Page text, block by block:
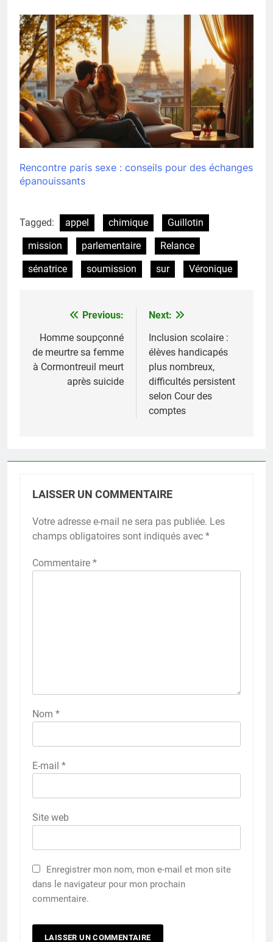
Rencontre paris sexe : conseils pour des échanges
épanouissants
Tagged: appel chimique
Guillotin
mission
parlementaire
Relance
sénatrice
soumission sur Véronique
Navigation
de
l’article
Previous:
Homme soupçonné
de meurtre sa femme
à Cormontreuil meurt
après suicide
Next:
Inclusion scolaire :
élèves handicapés
plus nombreux,
difficultés persistent
selon Cour des
comptes
LAISSER UN COMMENTAIRE
Votre adresse e-mail ne sera pas publiée. Les
champs obligatoires sont indiqués avec *
Commentaire *
Nom *
E-mail *
Site web
Enregistrer mon nom, mon e-mail et mon site
dans le navigateur pour mon prochain
commentaire.